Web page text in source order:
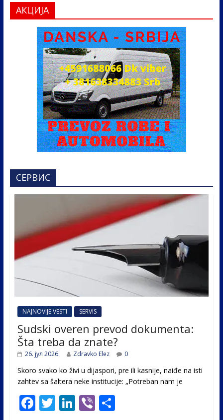
АКЦИЈА
СЕРВИС
NAJNOVIJE VESTI SERVIS
Sudski overen prevod dokumenta:
Šta treba da znate?
26. јул 2026. Zdravko Elez 0
Skoro svako ko živi u dijaspori, pre ili kasnije, naiđe na isti
zahtev sa šaltera neke institucije: „Potreban nam je
F T Li Vi S